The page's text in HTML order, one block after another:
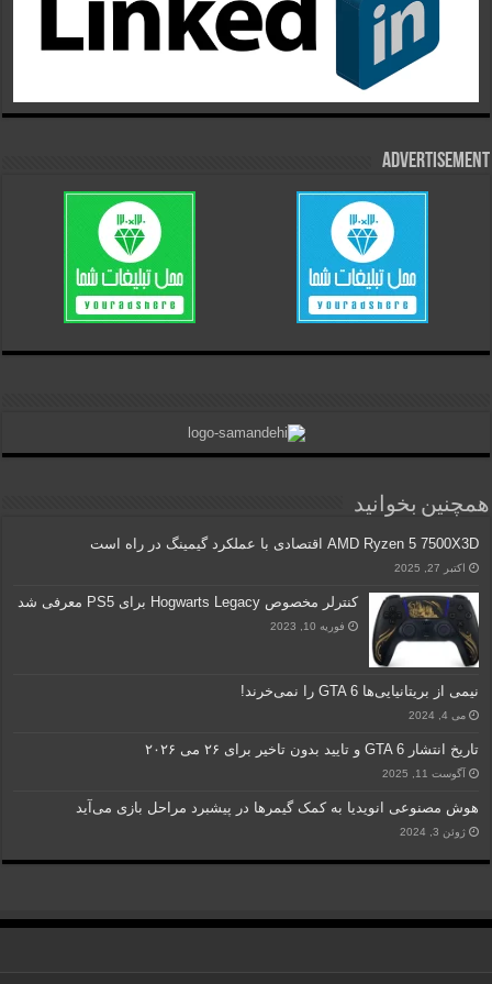
Advertisement
همچنین بخوانید
AMD Ryzen 5 7500X3D اقتصادی با عملکرد گیمینگ در راه است
اکتبر 27, 2025
کنترلر مخصوص Hogwarts Legacy برای PS5 معرفی شد
فوریه 10, 2023
نیمی از بریتانیایی‌ها GTA 6 را نمی‌خرند!
می 4, 2024
تاریخ انتشار GTA 6 و تایید بدون تاخیر برای ۲۶ می ۲۰۲۶
آگوست 11, 2025
هوش مصنوعی انویدیا به کمک گیمرها در پیشبرد مراحل بازی می‌آید
ژوئن 3, 2024